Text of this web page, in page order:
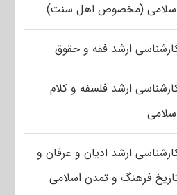
(مخصوص اهل سنت)
ارشد فقه و حقوق
ارشد فلسفه و کلام
ارشد ادیان و عرفان و
فرهنگ و تمدن اسلامی